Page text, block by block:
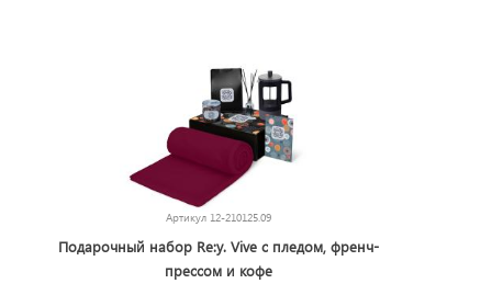
Артикул 12-210125.09
Подарочный набор Re:y. Vive с пледом, френч-
прессом и кофе